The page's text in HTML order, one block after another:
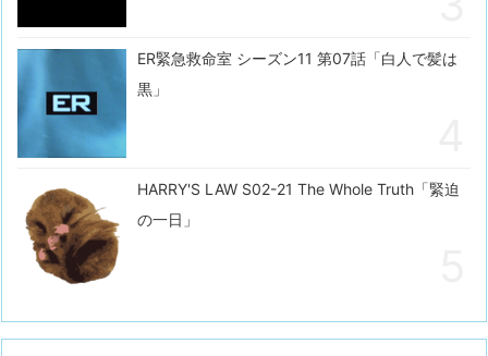
ER緊急救命室 シーズン11 第07話「白人で髪は
黒」
HARRY'S LAW S02-21 The Whole Truth「緊迫
の一日」